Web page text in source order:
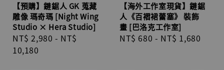
【預購】鏈鋸人 GK 蒐藏
雕像 瑪奇瑪 [Night Wing
Studio × Hera Studio]
Regular
price
NT$ 2,980 - NT$
10,180
【海外工作室現貨】鏈鋸
人《百褶裙蕾塞》 裝飾
畫 [巴洛克工作室]
Regular
NT$ 680 - NT$ 1,680